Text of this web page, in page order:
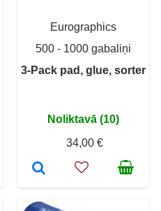
Eurographics
500 - 1000 gabaliņi
3-Pack pad, glue, sorter
Noliktavā (10)
34,00 €